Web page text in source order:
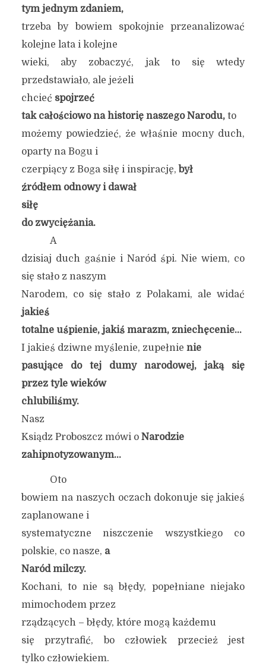
tym jednym zdaniem,
trzeba by bowiem spokojnie przeanalizować
kolejne lata i kolejne
wieki, aby zobaczyć, jak to się wtedy
przedstawiało, ale jeżeli
chcieć spojrzeć
tak całościowo na historię naszego Narodu, to
możemy powiedzieć, że właśnie mocny duch,
oparty na Bogu i
czerpiący z Boga siłę i inspirację, był
źródłem odnowy i dawał
siłę
do zwyciężania.
A
dzisiaj duch gaśnie i Naród śpi. Nie wiem, co
się stało z naszym
Narodem, co się stało z Polakami, ale widać
jakieś
totalne uśpienie, jakiś marazm, zniechęcenie…
I jakieś dziwne myślenie, zupełnie nie
pasujące do tej dumy narodowej, jaką się
przez tyle wieków
chlubiliśmy.
Nasz
Ksiądz Proboszcz mówi o Narodzie
zahipnotyzowanym…
Oto
bowiem na naszych oczach dokonuje się jakieś
zaplanowane i
systematyczne niszczenie wszystkiego co
polskie, co nasze, a
Naród milczy.
Kochani, to nie są błędy, popełniane niejako
mimochodem przez
rządzących – błędy, które mogą każdemu
się przytrafić, bo człowiek przecież jest
tylko człowiekiem.